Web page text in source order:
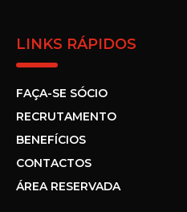
LINKS RÁPIDOS
FAÇA-SE SÓCIO
RECRUTAMENTO
BENEFÍCIOS
CONTACTOS
ÁREA RESERVADA